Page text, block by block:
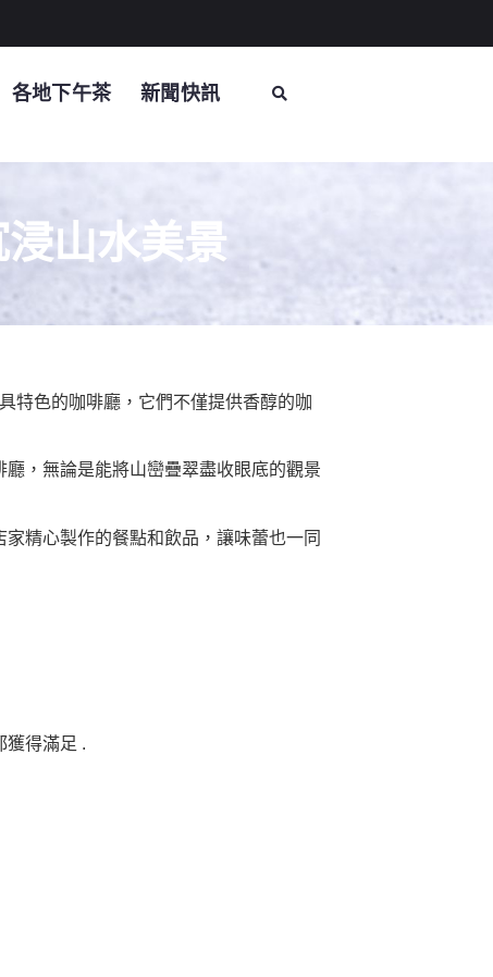
各地下午茶 新聞快訊
山水美景
特色的咖啡廳，它們不僅提供香醇的咖
廳，無論是能將山巒疊翠盡收眼底的觀景
精心製作的餐點和飲品，讓味蕾也一同
獲得滿足 .